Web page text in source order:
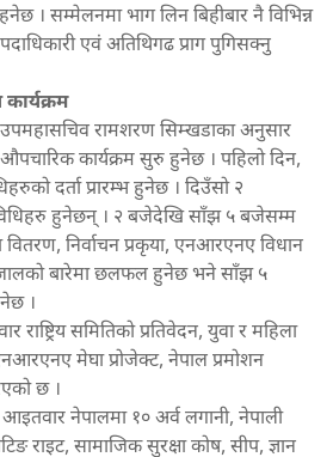
। सम्मेलनमा भाग लिन बिहीबार नै विभिन्न
एवं अतिथिगढ प्राग पुगिसक्नु
रामशरण सिम्खडाका अनुसार
कार्यक्रम सुरु हुनेछ । पहिलो दिन,
दर्ता प्रारम्भ हुनेछ । दिउँसो २
हुनेछन् । २ बजेदेखि साँझ ५ बजेसम्म
निर्वाचन प्रकृया, एनआरएनए विधान
बारेमा छलफल हुनेछ भने साँझ ५
।
राष्ट्रिय समितिको प्रतिवेदन, युवा र महिला
मेघा प्रोजेक्ट, नेपाल प्रमोशन
छ ।
नेपालमा १० अर्व लगानी, नेपाली
राइट, सामाजिक सुरक्षा कोष, सीप, ज्ञान